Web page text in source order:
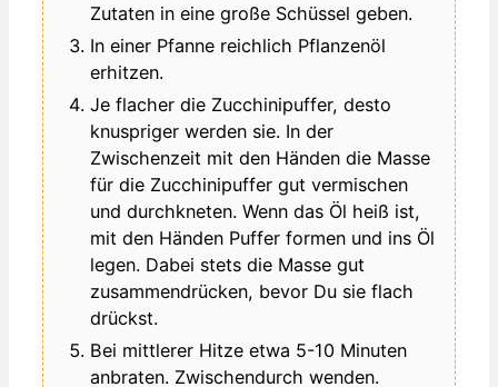
Zutaten in eine große Schüssel geben.
In einer Pfanne reichlich Pflanzenöl
erhitzen.
Je flacher die Zucchinipuffer, desto
knuspriger werden sie. In der
Zwischenzeit mit den Händen die Masse
für die Zucchinipuffer gut vermischen
und durchkneten. Wenn das Öl heiß ist,
mit den Händen Puffer formen und ins Öl
legen. Dabei stets die Masse gut
zusammendrücken, bevor Du sie flach
drückst.
Bei mittlerer Hitze etwa 5-10 Minuten
anbraten. Zwischendurch wenden.